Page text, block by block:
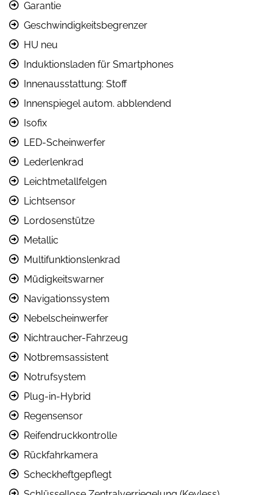
Garantie
Geschwindigkeitsbegrenzer
HU neu
Induktionsladen für Smartphones
Innenausstattung: Stoff
Innenspiegel autom. abblendend
Isofix
LED-Scheinwerfer
Lederlenkrad
Leichtmetallfelgen
Lichtsensor
Lordosenstütze
Metallic
Multifunktionslenkrad
Müdigkeitswarner
Navigationssystem
Nebelscheinwerfer
Nichtraucher-Fahrzeug
Notbremsassistent
Notrufsystem
Plug-in-Hybrid
Regensensor
Reifendruckkontrolle
Rückfahrkamera
Scheckheftgepflegt